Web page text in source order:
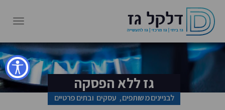
גז ללא הפסקה
לבניינים משותפים, עסקים ובתים פרטיים